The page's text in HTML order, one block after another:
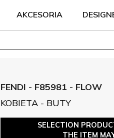
AKCESORIA
FENDI - F85981 - FLOW
KOBIETA - BUTY
SELECTION
THE ITEM